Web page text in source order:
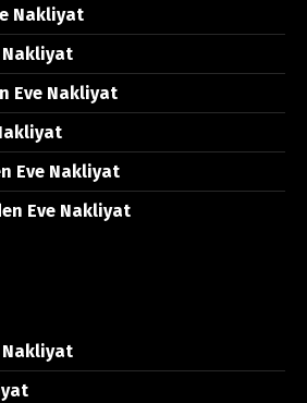
Nakliyat
Nakliyat
Eve Nakliyat
Eve Nakliyat
Eve Nakliyat
Nakliyat